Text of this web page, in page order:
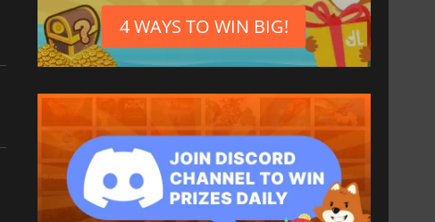
4 WAYS TO WIN BIG!